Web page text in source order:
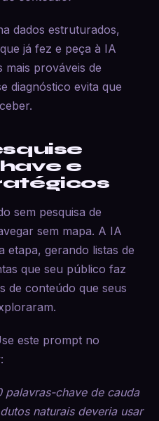
dados estruturados,
já fez e peça à IA
mais prováveis de
diagnóstico evita que
e
sem pesquisa de
sem mapa. A IA
etapa, gerando listas de
que seu público faz
de conteúdo que seus
este prompt no
palavras-chave de cauda
naturais deveria usar